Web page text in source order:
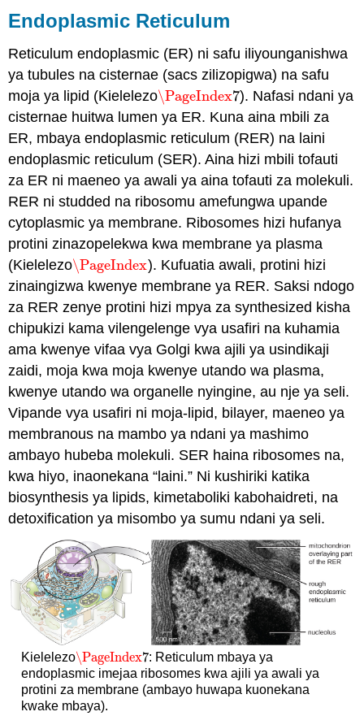
Endoplasmic Reticulum
Reticulum endoplasmic (ER) ni safu iliyounganishwa
ya tubules na cisternae (sacs zilizopigwa) na safu
moja ya lipid (Kielelezo\PageIndex7
\PageIndex7). Nafasi ndani ya
cisternae huitwa lumen ya ER. Kuna aina mbili za
ER, mbaya endoplasmic reticulum (RER) na laini
endoplasmic reticulum (SER). Aina hizi mbili tofauti
za ER ni maeneo ya awali ya aina tofauti za molekuli.
RER ni studded na ribosomu amefungwa upande
cytoplasmic ya membrane. Ribosomes hizi hufanya
protini zinazopelekwa kwa membrane ya plasma
(Kielelezo\PageIndex
\PageIndex). Kufuatia awali, protini hizi
zinaingizwa kwenye membrane ya RER. Saksi ndogo
za RER zenye protini hizi mpya za synthesized kisha
chipukizi kama vilengelenge vya usafiri na kuhamia
ama kwenye vifaa vya Golgi kwa ajili ya usindikaji
zaidi, moja kwa moja kwenye utando wa plasma,
kwenye utando wa organelle nyingine, au nje ya seli.
Vipande vya usafiri ni moja-lipid, bilayer, maeneo ya
membranous na mambo ya ndani ya mashimo
ambayo hubeba molekuli. SER haina ribosomes na,
kwa hiyo, inaonekana “laini.” Ni kushiriki katika
biosynthesis ya lipids, kimetaboliki kabohaidreti, na
detoxification ya misombo ya sumu ndani ya seli.
Kielelezo\PageIndex7
\PageIndex7: Reticulum mbaya ya
endoplasmic imejaa ribosomes kwa ajili ya awali ya
protini za membrane (ambayo huwapa kuonekana
kwake mbaya).